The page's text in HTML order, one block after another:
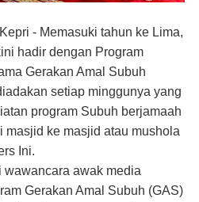
- Memasuki tahun ke Lima,
hadir dengan Program
Gerakan Amal Subuh
setiap minggunya yang
program Subuh berjamaah
masjid ke masjid atau mushola
Ini.
wawancara awak media
Gerakan Amal Subuh (GAS)